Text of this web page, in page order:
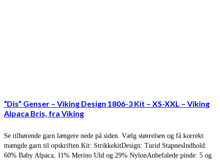
“Dis” Genser – Viking Design 1806-3 Kit – XS-XXL – Viking
Alpaca Bris, fra Viking
Se tilhørende garn længere nede på siden. Vælg størrelsen og få korrekt
mængde garn til opskriften.Kit: StrikkekitDesign: Turid StapnesIndhold:
60% Baby Alpaca, 11% Merino Uld og 29% NylonAnbefalede pinde: 5 og